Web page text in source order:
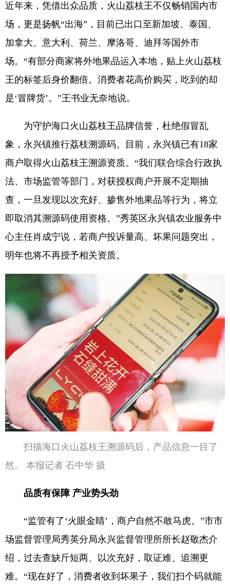
近年来，凭借出众品质，火山荔枝王不仅畅销国内市
场，更是扬帆“出海”，目前已出口至新加坡、泰国、
加拿大、意大利、荷兰、摩洛哥、迪拜等国外市
场。“有部分商家将外地果品运入本地，贴上火山荔枝
王的标签后身价翻倍。消费者花高价购买，吃到的却
是‘冒牌货’。”王书业无奈地说。
为守护海口火山荔枝王品牌信誉，杜绝假冒乱
象，永兴镇推行荔枝溯源码。目前，永兴镇已有18家
商户取得火山荔枝王溯源资质。“我们联合综合行政执
法、市场监管等部门，对获授权商户开展不定期抽
查，一旦发现以次充好、掺售外地果品等行为，将立
即取消其溯源码使用资格。”秀英区永兴镇农业服务中
心主任肖成宁说，若商户投诉量高、坏果问题突出，
明年也将不再授予相关资质。
扫描海口火山荔枝王溯源码后，产品信息一目了
然。 本报记者 石中华 摄
品质有保障 产业势头劲
“监管有了‘火眼金睛’，商户自然不敢马虎。”市市
场监督管理局秀英分局永兴监督管理所所长赵敬杰介
绍，过去查缺斤短两、以次充好，取证难、追溯更
难。“现在好了，消费者收到坏果子，我们扫个码就能